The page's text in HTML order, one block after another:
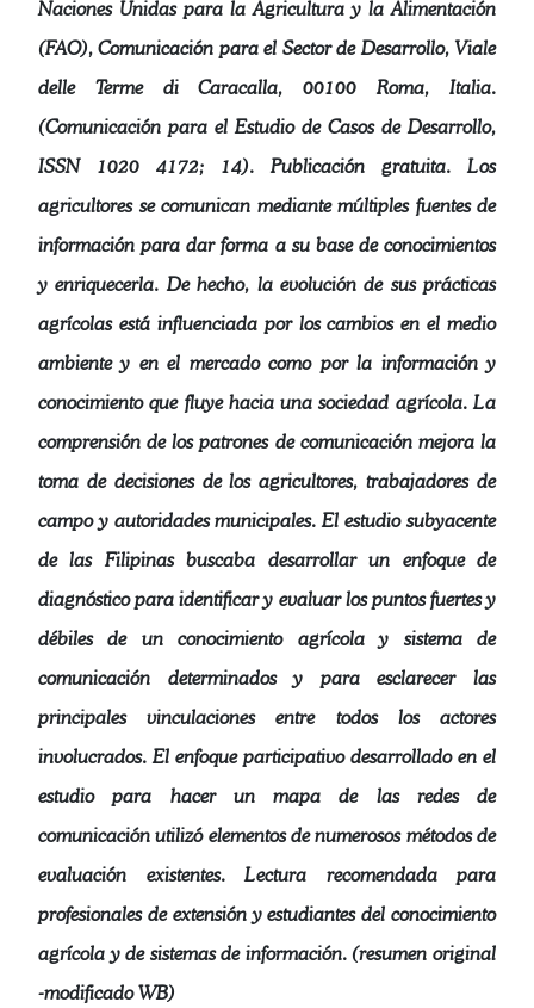
Naciones Unidas para la Agricultura y la Alimentación
(FAO), Comunicación para el Sector de Desarrollo, Viale
delle Terme di Caracalla, 00100 Roma, Italia.
(Comunicación para el Estudio de Casos de Desarrollo,
ISSN 1020 4172; 14). Publicación gratuita. Los
agricultores se comunican mediante múltiples fuentes de
información para dar forma a su base de conocimientos
y enriquecerla. De hecho, la evolución de sus prácticas
agrícolas está influenciada por los cambios en el medio
ambiente y en el mercado como por la información y
conocimiento que fluye hacia una sociedad agrícola. La
comprensión de los patrones de comunicación mejora la
toma de decisiones de los agricultores, trabajadores de
campo y autoridades municipales. El estudio subyacente
de las Filipinas buscaba desarrollar un enfoque de
diagnóstico para identificar y evaluar los puntos fuertes y
débiles de un conocimiento agrícola y sistema de
comunicación determinados y para esclarecer las
principales vinculaciones entre todos los actores
involucrados. El enfoque participativo desarrollado en el
estudio para hacer un mapa de las redes de
comunicación utilizó elementos de numerosos métodos de
evaluación existentes. Lectura recomendada para
profesionales de extensión y estudiantes del conocimiento
agrícola y de sistemas de información. (resumen original
-modificado WB)